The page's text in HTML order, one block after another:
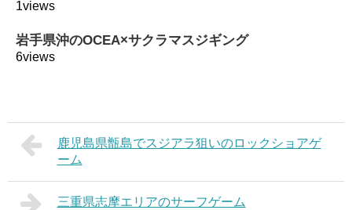
1views
岩手県沖のOCEA×サクラマスジギング
6views
鹿児島県甑島でスジアラ狙いのロックショアゲ
ーム
三重県志摩エリアのサーフゲーム